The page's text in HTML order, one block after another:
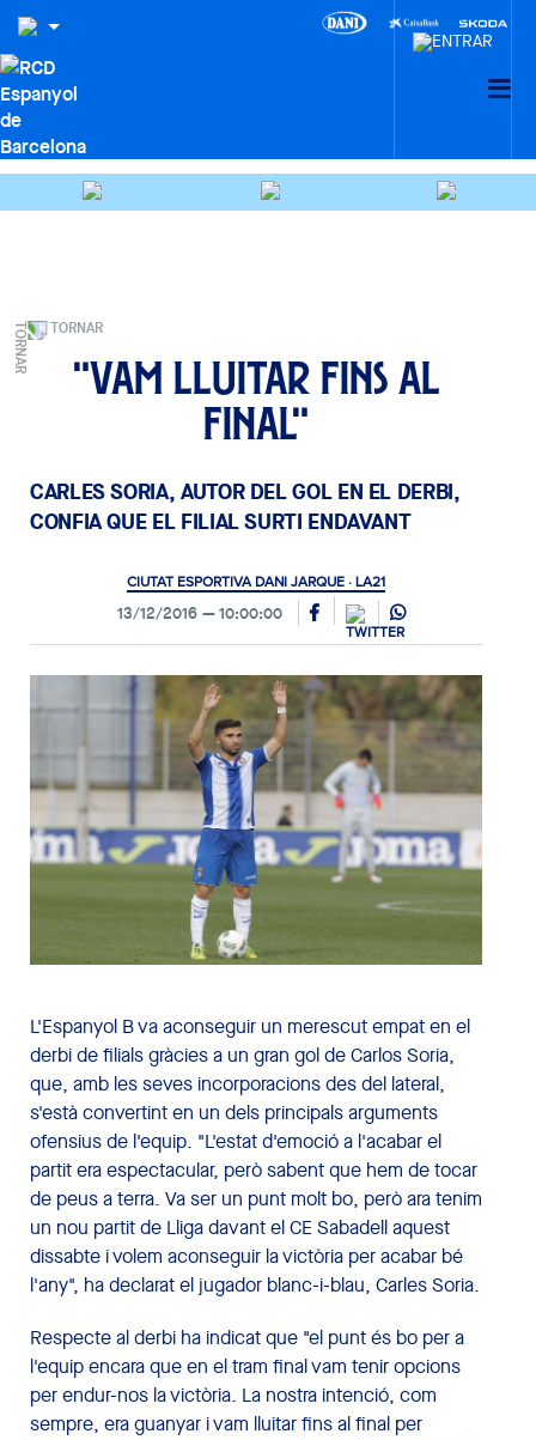
TORNAR
"Vam lluitar fins al
final"
CARLES SORIA, AUTOR DEL GOL EN EL DERBI,
CONFIA QUE EL FILIAL SURTI ENDAVANT
CIUTAT ESPORTIVA DANI JARQUE · LA21
13/12/2016 10:00:00
L'Espanyol B va aconseguir un merescut empat en el
derbi de filials gràcies a un gran gol de Carlos Soria,
que, amb les seves incorporacions des del lateral,
s'està convertint en un dels principals arguments
ofensius de l'equip. "L'estat d'emoció a l'acabar el
partit era espectacular, però sabent que hem de tocar
de peus a terra. Va ser un punt molt bo, però ara tenim
un nou partit de Lliga davant el CE Sabadell aquest
dissabte i volem aconseguir la victòria per acabar bé
l'any", ha declarat el jugador blanc-i-blau, Carles Soria.
Respecte al derbi ha indicat que "el punt és bo per a
l'equip encara que en el tram final vam tenir opcions
per endur-nos la victòria. La nostra intenció, com
sempre, era guanyar i vam lluitar fins al final per